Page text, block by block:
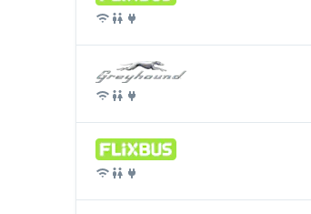
Autobus
Autobus
Autobus